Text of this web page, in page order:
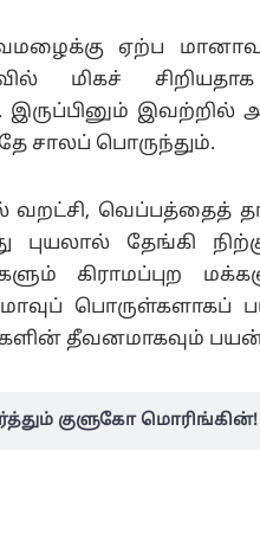
ஏற்ப
மிகச்
இருப்பினும் இவற்றில்
சாலப் பொருந்தும்.
வெப்பத்தைத்
தேங்கி
கிராமப்புற
பொருள்களாகப்
தீவனமாகவும்
குளுகோ மொரிங்கின்!